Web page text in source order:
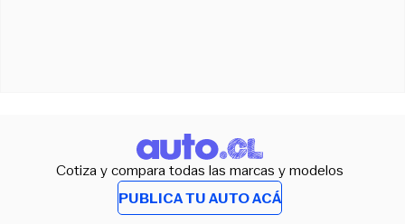
Cotiza y compara todas las marcas y modelos
PUBLICA TU AUTO ACÁ